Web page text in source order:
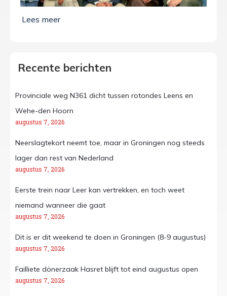
Recente berichten
Provinciale weg N361 dicht tussen rotondes Leens en
Wehe-den Hoorn
augustus 7, 2026
Neerslagtekort neemt toe, maar in Groningen nog steeds
lager dan rest van Nederland
augustus 7, 2026
Eerste trein naar Leer kan vertrekken, en toch weet
niemand wanneer die gaat
augustus 7, 2026
Dit is er dit weekend te doen in Groningen (8-9 augustus)
augustus 7, 2026
Failliete dönerzaak Hasret blijft tot eind augustus open
augustus 7, 2026